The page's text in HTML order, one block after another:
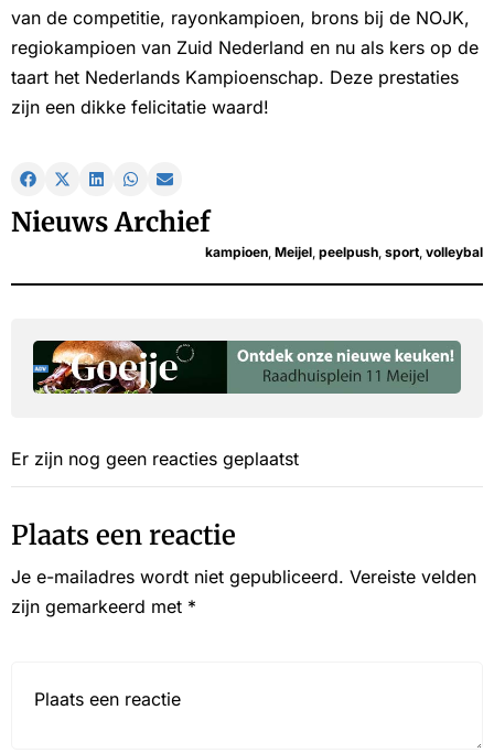
van de competitie, rayonkampioen, brons bij de NOJK,
regiokampioen van Zuid Nederland en nu als kers op de
taart het Nederlands Kampioenschap. Deze prestaties
zijn een dikke felicitatie waard!
Nieuws Archief
kampioen, Meijel, peelpush, sport, volleybal
Er zijn nog geen reacties geplaatst
Plaats een reactie
Je e-mailadres wordt niet gepubliceerd. Vereiste velden
zijn gemarkeerd met *